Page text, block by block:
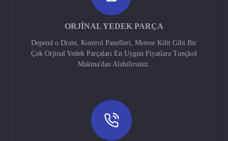
ORJINAL YEDEK PARÇA
Depend o Drain, Kontrol Panelleri, Meteor Kilit Gibi Bir
Çok Orjinal Yedek Parçaları En Uygun Fiyatlara Tunçkol
Makina'dan Alabilirsiniz.